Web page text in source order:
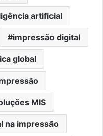
artificial
impressão digital
global
MIS
na impressão